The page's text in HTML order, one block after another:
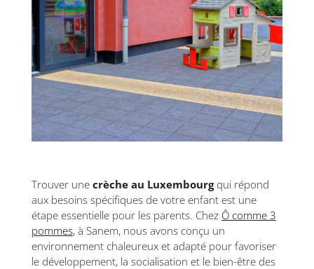
Trouver une crèche au Luxembourgqui répond
aux besoins spécifiques de votre enfant est une
étape essentielle pour les parents. Chez Ô comme 3
pommes, à Sanem, nous avons conçu un
environnement chaleureux et adapté pour favoriser
le développement, la socialisation et le bien-être des